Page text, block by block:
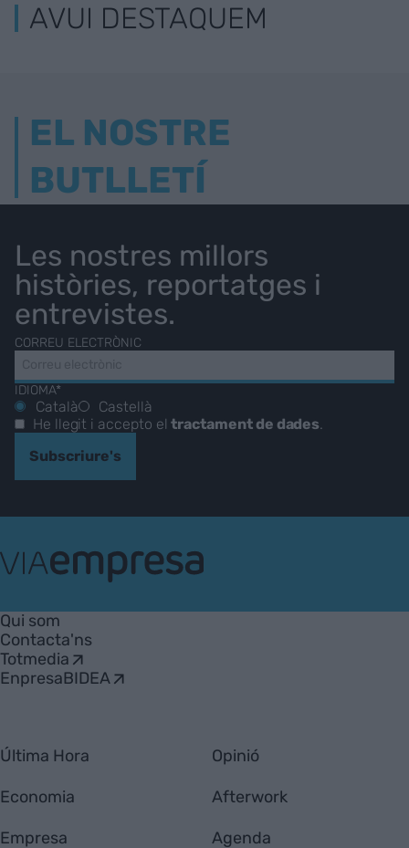
AVUI DESTAQUEM
EL NOSTRE
BUTLLETÍ
Les nostres millors
històries, reportatges i
entrevistes.
CORREU ELECTRÒNIC
IDIOMA*
Català
Castellà
He llegit i accepto eltractament de dades.
Subscriure's
Empresa
Qui som
Contacta'ns
Totmedia
EnpresaBIDEA
Última Hora
Economia
Empresa
Opinió
Afterwork
Agenda